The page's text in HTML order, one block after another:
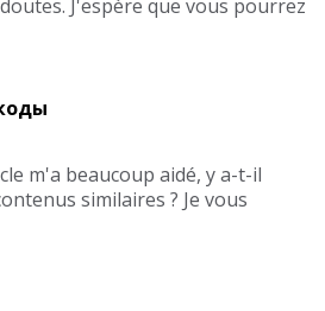
J'espère que vous pourrez
m'a beaucoup aidé, y a-t-il
similaires ? Je vous